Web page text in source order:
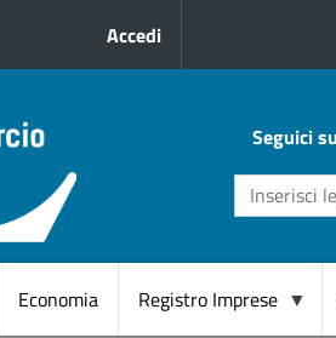
Menu profilo
Accedi
Seguici
Economia Registro Imprese